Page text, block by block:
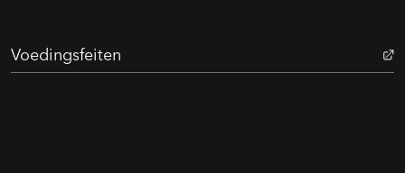
Voedingsfeiten